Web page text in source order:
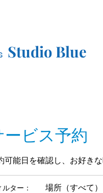
Studio Blue
ービス予約
可能日を確認し、お好き
ルター： 場所（すべて）